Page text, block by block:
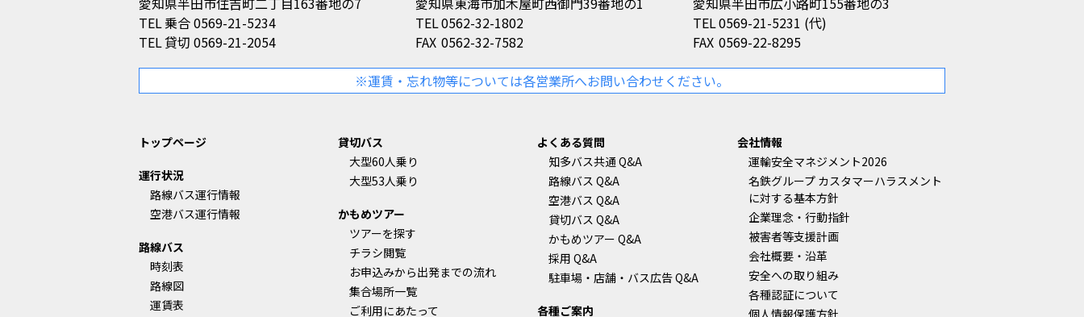
TEL乗合 0569-21-5234
TEL貸切 0569-21-2054
TEL0562-32-1802
FAX 0562-32-7582
TEL0569-21-5231 (代)
FAX 0569-22-8295
※運賃・忘れ物等については各営業所へお問い合わせください。
トップページ
運行状況
路線バス運行情報
空港バス運行情報
路線バス
時刻表
路線図
運賃表
貸切バス
大型60人乗り
大型53人乗り
かもめツアー
ツアーを探す
チラシ閲覧
お申込みから出発までの流れ
集合場所一覧
ご利用にあたって
よくある質問
知多バス共通 Q&A
路線バス Q&A
空港バス Q&A
貸切バス Q&A
かもめツアー Q&A
採用 Q&A
駐車場・店舗・バス広告 Q&A
各種ご案内
会社情報
運輸安全マネジメント2026
名鉄グループ カスタマーハラスメント
に対する基本方針
企業理念・行動指針
被害者等支援計画
会社概要・沿革
安全への取り組み
各種認証について
個人情報保護方針